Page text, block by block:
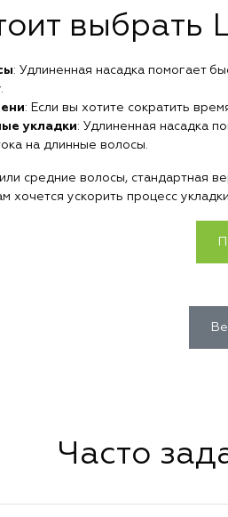
выбрать
: Удлиненная насадка помогает
: Если вы хотите сократить
укладки: Удлиненная насадка
на длинные волосы.
средние волосы, стандартная
хочется ускорить процесс
Часто